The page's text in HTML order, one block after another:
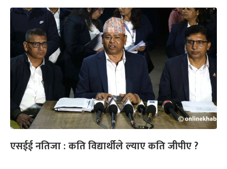
एसईई नतिजा : कति विद्यार्थीले ल्याए कति जीपीए ?